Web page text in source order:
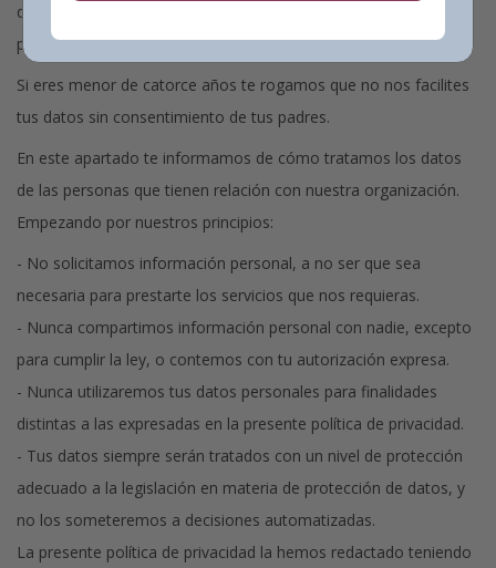
detenidamente esta sección antes de facilitarnos tus datos
personales.
Si eres menor de catorce años te rogamos que no nos facilites
tus datos sin consentimiento de tus padres.
En este apartado te informamos de cómo tratamos los datos
de las personas que tienen relación con nuestra organización.
Empezando por nuestros principios:
- No solicitamos información personal, a no ser que sea
necesaria para prestarte los servicios que nos requieras.
- Nunca compartimos información personal con nadie, excepto
para cumplir la ley, o contemos con tu autorización expresa.
- Nunca utilizaremos tus datos personales para finalidades
distintas a las expresadas en la presente política de privacidad.
- Tus datos siempre serán tratados con un nivel de protección
adecuado a la legislación en materia de protección de datos, y
no los someteremos a decisiones automatizadas.
La presente política de privacidad la hemos redactado teniendo